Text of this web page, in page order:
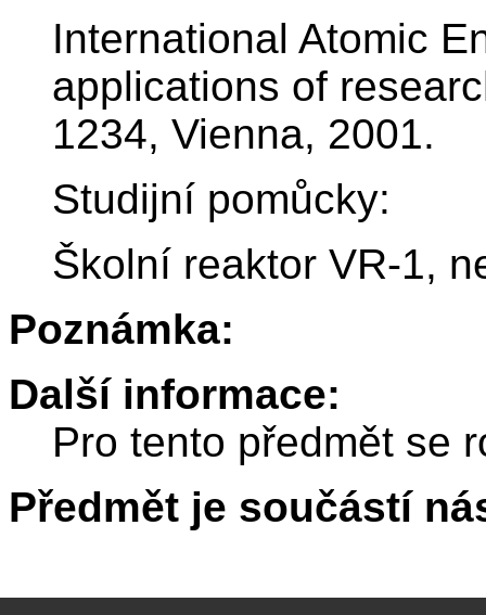
International Atomic
applications of
1234, Vienna, 2001.
Studijní pomůcky:
Školní reaktor VR-1,
Poznámka:
Další informace:
Pro tento předmět se
Předmět je součástí